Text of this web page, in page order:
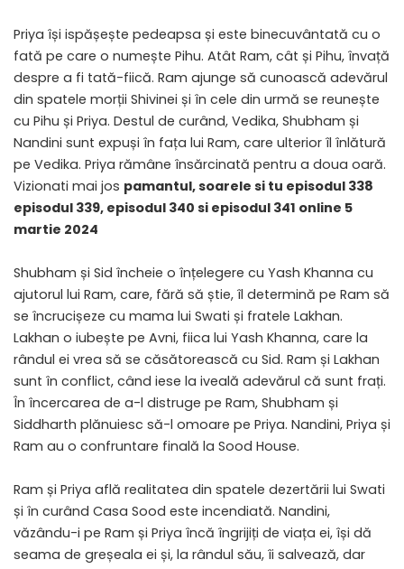
Priya își ispășește pedeapsa și este binecuvântată cu o
fată pe care o numește Pihu. Atât Ram, cât și Pihu, învață
despre a fi tată-fiică. Ram ajunge să cunoască adevărul
din spatele morții Shivinei și în cele din urmă se reunește
cu Pihu și Priya. Destul de curând, Vedika, Shubham și
Nandini sunt expuși în fața lui Ram, care ulterior îl înlătură
pe Vedika. Priya rămâne însărcinată pentru a doua oară.
Vizionati mai jos pamantul, soarele si tu episodul 338
episodul 339, episodul 340 si episodul 341 online 5
martie 2024
Shubham și Sid încheie o înțelegere cu Yash Khanna cu
ajutorul lui Ram, care, fără să știe, îl determină pe Ram să
se încrucișeze cu mama lui Swati și fratele Lakhan.
Lakhan o iubește pe Avni, fiica lui Yash Khanna, care la
rândul ei vrea să se căsătorească cu Sid. Ram și Lakhan
sunt în conflict, când iese la iveală adevărul că sunt frați.
În încercarea de a-l distruge pe Ram, Shubham și
Siddharth plănuiesc să-l omoare pe Priya. Nandini, Priya și
Ram au o confruntare finală la Sood House.
Ram și Priya află realitatea din spatele dezertării lui Swati
și în curând Casa Sood este incendiată. Nandini,
văzându-i pe Ram și Priya încă îngrijiți de viața ei, își dă
seama de greșeala ei și, la rândul său, îi salvează, dar